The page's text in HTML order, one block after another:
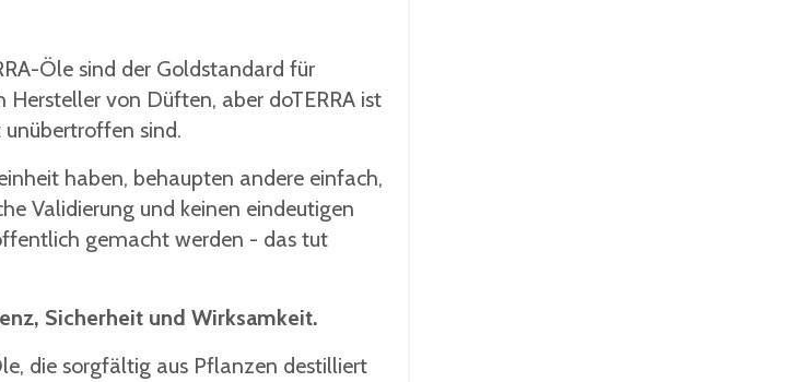
Öle sind der Goldstandard für
von Düften, aber doTERRA ist
sind.
haben, behaupten andere einfach,
Validierung und keinen eindeutigen
gemacht werden - das tut
Sicherheit und Wirksamkeit.
die sorgfältig aus Pflanzen destilliert